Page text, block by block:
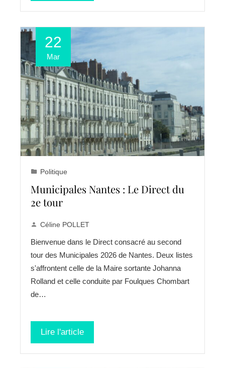
22
Mar
Politique
Municipales Nantes : Le Direct du
2e tour
Céline POLLET
Bienvenue dans le Direct consacré au second
tour des Municipales 2026 de Nantes. Deux listes
s'affrontent celle de la Maire sortante Johanna
Rolland et celle conduite par Foulques Chombart
de…
Lire l'article